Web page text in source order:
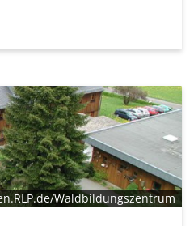
Waldbildungszentrum